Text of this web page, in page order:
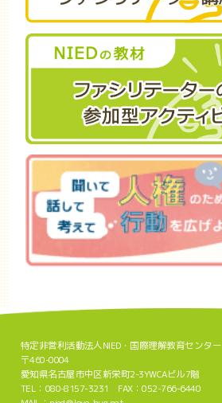
特定非営利活動法人NIED・国際理解教育センター
〒460-0004
愛知県名古屋市中区新栄町2-3YWCAビル7階
TEL：080-8157-3231 FAX：052-766-6440